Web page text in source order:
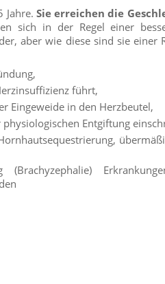
Jahre. Sie erreichen die
sich in der Regel einer
aber wie diese sind sie einer
führt,
Eingeweide in den Herzbeutel,
Entgiftung
(Brachyzephalie)